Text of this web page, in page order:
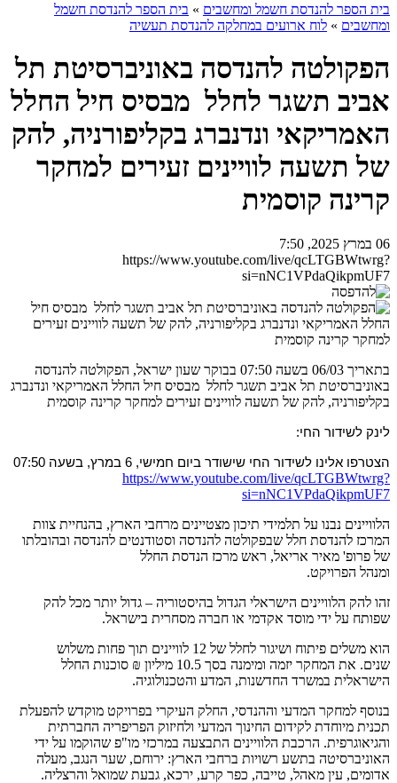
בית הספר להנדסת חשמל ומחשבים » בית הספר להנדסת חשמל
ומחשבים » לוח ארועים במחלקה להנדסת תעשיה
הפקולטה להנדסה באוניברסיטת תל
אביב תשגר לחלל מבסיס חיל החלל
האמריקאי ונדנברג בקליפורניה, להק
של תשעה לוויינים זעירים למחקר
קרינה קוסמית
06 במרץ 2025, 7:50
https://www.youtube.com/live/qcLTGBWtwrg?
si=nNC1VPdaQikpmUF7
בתאריך 06/03 בשעה 07:50 בבוקר שעון ישראל, הפקולטה להנדסה
באוניברסיטת תל אביב תשגר לחלל מבסיס חיל החלל האמריקאי ונדנברג
בקליפורניה, להק של תשעה לוויינים זעירים למחקר קרינה קוסמית
לינק לשידור החי:
הצטרפו אלינו לשידור החי שישודר ביום חמישי, 6 במרץ, בשעה 07:50
https://www.youtube.com/live/qcLTGBWtwrg?
si=nNC1VPdaQikpmUF7
הלוויינים נבנו על תלמידי תיכון מצטיינים מרחבי הארץ, בהנחיית צוות
המרכז להנדסת חלל שבפקולטה להנדסה וסטודנטים להנדסה ובהובלתו
של פרופ' מאיר אריאל, ראש מרכז הנדסת החלל
ומנהל הפרויקט.
זהו להק הלוויינים הישראלי הגדול בהיסטוריה – גדול יותר מכל להק
שפותח על ידי מוסד אקדמי או חברה מסחרית בישראל.
הוא משלים פיתוח ושיגור לחלל של 12 לוויינים תוך פחות משלוש
שנים. את המחקר יזמה ומימנה בסך 10.5 מיליון ₪ סוכנות החלל
הישראלית במשרד החדשנות, המדע והטכנולוגיה.
בנוסף למחקר המדעי וההנדסי, החלק העיקרי בפרויקט מוקדש להפעלת
תכנית מיוחדת לקידום החינוך המדעי ולחיזוק הפריפריה החברתית
והגיאוגרפית. הרכבת הלוויינים התבצעה במרכזי מו"פ שהוקמו על ידי
האוניברסיטה בתשע רשויות ברחבי הארץ: ירוחם, שער הנגב, מעלה
אדומים, עין מאהל, טייבה, כפר קרע, ירכא, גבעת שמואל והרצליה.